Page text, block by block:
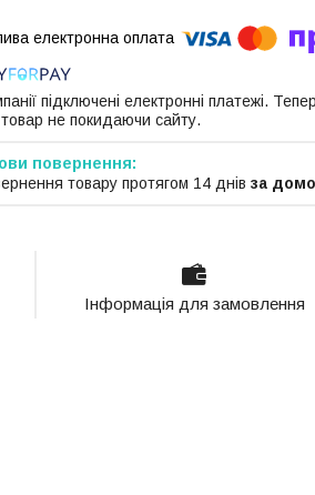
підключені електронні платежі.
не покидаючи сайту.
товару протягом 14 днів за
Інформація для замовлення